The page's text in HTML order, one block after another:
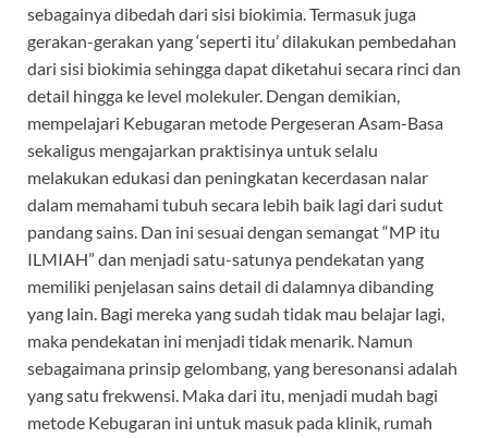
sebagainya dibedah dari sisi biokimia. Termasuk juga
gerakan-gerakan yang ‘seperti itu’ dilakukan pembedahan
dari sisi biokimia sehingga dapat diketahui secara rinci dan
detail hingga ke level molekuler. Dengan demikian,
mempelajari Kebugaran metode Pergeseran Asam-Basa
sekaligus mengajarkan praktisinya untuk selalu
melakukan edukasi dan peningkatan kecerdasan nalar
dalam memahami tubuh secara lebih baik lagi dari sudut
pandang sains. Dan ini sesuai dengan semangat “MP itu
ILMIAH” dan menjadi satu-satunya pendekatan yang
memiliki penjelasan sains detail di dalamnya dibanding
yang lain. Bagi mereka yang sudah tidak mau belajar lagi,
maka pendekatan ini menjadi tidak menarik. Namun
sebagaimana prinsip gelombang, yang beresonansi adalah
yang satu frekwensi. Maka dari itu, menjadi mudah bagi
metode Kebugaran ini untuk masuk pada klinik, rumah